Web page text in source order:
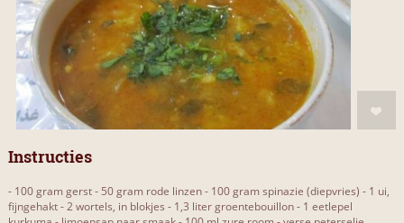
Instructies
- 100 gram gerst - 50 gram rode linzen - 100 gram spinazie (diepvries) - 1 ui,
fijngehakt - 2 wortels, in blokjes - 1,3 liter groentebouillon - 1 eetlepel